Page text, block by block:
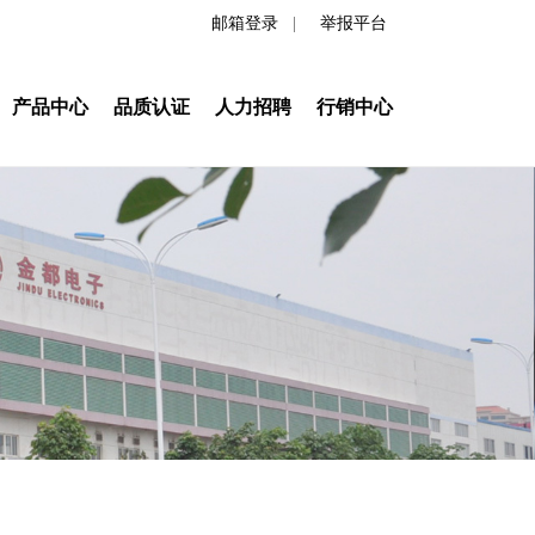
举报平台
邮箱登录|
产品中心 品质认证 人力招聘 行销中心